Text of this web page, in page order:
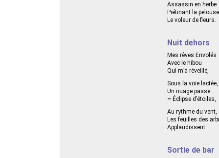
Assassin en herbe
Piétinant la pelouse
Le voleur de fleurs.
Nuit dehors
Mes rêves Envolés
Avec le hibou
Qui m’a réveillé,
Sous la voie lactée,
Un nuage passe :
– Éclipse d’étoiles,
Au rythme du vent,
Les feuilles des
Applaudissent.
Sortie de bar